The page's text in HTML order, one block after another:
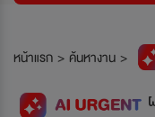
หน้าแรก > ค้นหางาน >